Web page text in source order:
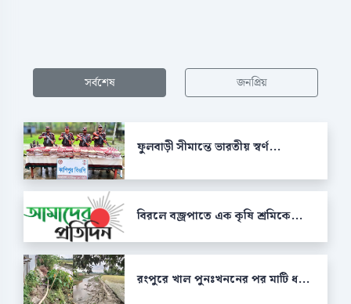
সর্বশেষ জনপ্রিয়
ফুলবাড়ী সীমান্তে ভারতীয় স্বর্ণ...
বিরলে বজ্রপাতে এক কৃষি শ্রমিকে...
রংপুরে খাল পুনঃখননের পর মাটি ধ...